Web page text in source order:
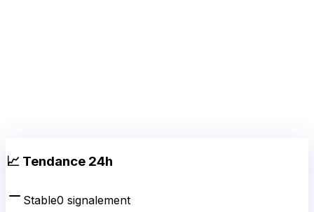
📈 Tendance 24h
Stable0 signalement